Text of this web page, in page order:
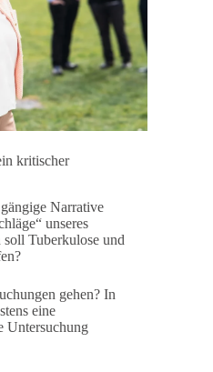
kritischer
Narrative
unseres
Tuberkulose und
gehen? In
eine
Untersuchung